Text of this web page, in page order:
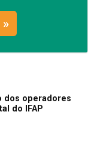
dos operadores
do IFAP